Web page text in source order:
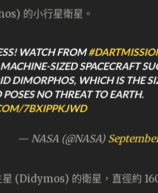
的小行星衛星。
WATCH FROM
SIZED SPACECRAFT
DIMORPHOS, WHICH IS THE
NO THREAT TO EARTH.
7BXIPPKJWD
— NASA (@NASA)
星 (Didymos) 的衛星，直徑約